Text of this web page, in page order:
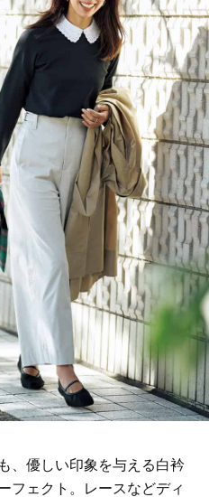
、優しい印象を与える白衿
フェクト。レースなどディ